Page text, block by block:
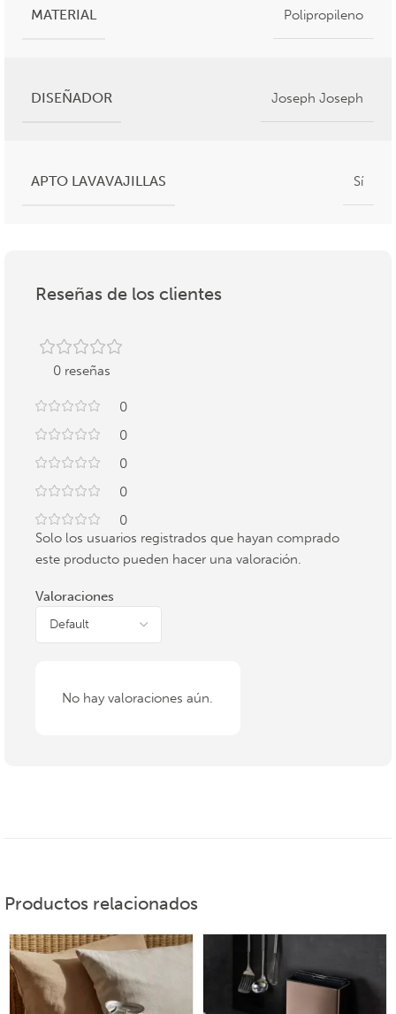
MATERIAL Polipropileno
DISEÑADOR Joseph Joseph
APTO LAVAVAJILLAS Sí
Reseñas de los clientes
0 reseñas
0
0
0
0
0
Valoraciones
No hay valoraciones aún.
Solo los usuarios registrados que hayan comprado
este producto pueden hacer una valoración.
Productos relacionados